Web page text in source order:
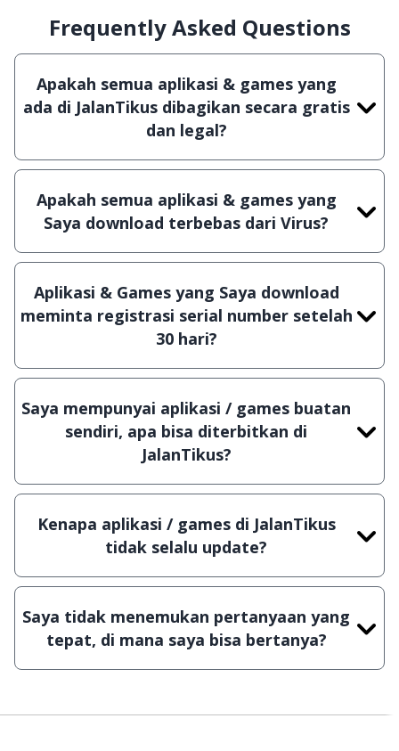
Frequently Asked Questions
Apakah semua aplikasi & games yang
ada di JalanTikus dibagikan secara gratis
dan legal?
Ya, JalanTikus hanya membagikan aplikasi &
games yang gratis (Freeware) dan legal, dalam
artian tidak (bajakan) hasil crack, patch atau
semacamnya.
Apakah semua aplikasi & games yang
Saya download terbebas dari Virus?
Ya, JalanTikus selalu melakukan scanning dengan
3 jenis Antivirus (Kaspersky, AVG & Avast) sebelum
menerbitkan suatu aplikasi atau games, sehingga
bisa dijamin 100% terbebas dari virus.
Aplikasi & Games yang Saya download
meminta registrasi serial number setelah
30 hari?
Meskipun dibagikan secara gratis, namun ada
beberapa aplikasi & games yang dibagikan secara
Shareware, dalam arti hanya bisa digunakan
dalam jangka waktu tertentu dan jika ingin lanjut
menggunakannya kamu harus membeli lisensi
aslinya.
Saya mempunyai aplikasi / games buatan
sendiri, apa bisa diterbitkan di
JalanTikus?
Tentu saja bisa. Silahkan kirim email ke
info@jalantikus.comdengan menyertakan Nama
Aplikasi/Games, Deskripsi serta Lampiran File
instalasi / (APK) jika Android
Kenapa aplikasi / games di JalanTikus
tidak selalu update?
Demi menjaga kualitas aplikasi dan games yang
ada di JalanTikus, hingga saat ini kita masih
melakukan upload-download secara manual,
sehingga kuota sebesar ribuan aplikasi & games
tidak dapat tercapai dalam waktu yang singkat.
Saya tidak menemukan pertanyaan yang
tepat, di mana saya bisa bertanya?
Kami dengan senang hati menjawab setiap
keinfo@jalantikus.com